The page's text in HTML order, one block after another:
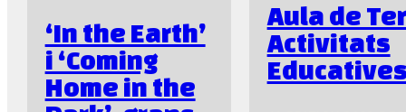
‘In the Earth’
i ‘Coming
Home in the
Aula de
Activitats